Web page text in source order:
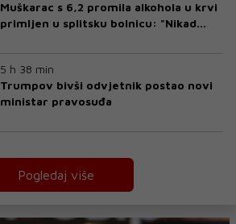
Muškarac s 6,2 promila alkohola u krvi
primljen u splitsku bolnicu: "Nikad
5 h 38 min
Trumpov bivši odvjetnik postao novi
ministar pravosuđa
Pogledaj više